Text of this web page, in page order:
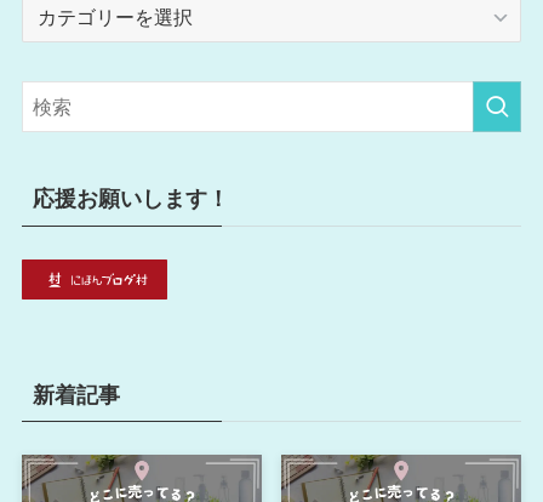
リ
ー
応援お願いします！
新着記事